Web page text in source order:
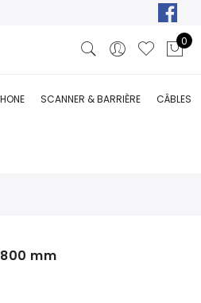
0
SCANNER & BARRIÈRE CÂBLES
mm